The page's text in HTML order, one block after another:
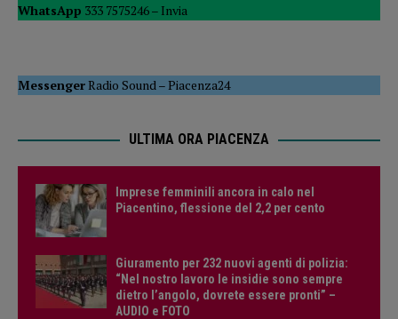
WhatsApp 333 7575246 – Invia
MessengerRadio Sound –Piacenza24
ULTIMA ORA PIACENZA
Imprese femminili ancora in calo nel
Piacentino, flessione del 2,2 per cento
Giuramento per 232 nuovi agenti di polizia:
“Nel nostro lavoro le insidie sono sempre
dietro l’angolo, dovrete essere pronti” –
AUDIO e FOTO